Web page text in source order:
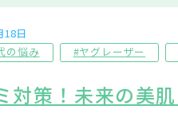
18日
の悩み #ヤグレーザー
対策！未来の美